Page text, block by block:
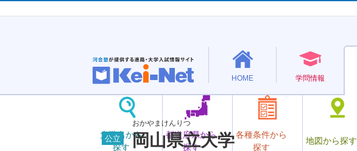
HOME 学問情報
大学名から
探す
都道府県から
探す
各種条件から
探す
地図から探す
公立
おかやまけんりつ
岡山県立大学